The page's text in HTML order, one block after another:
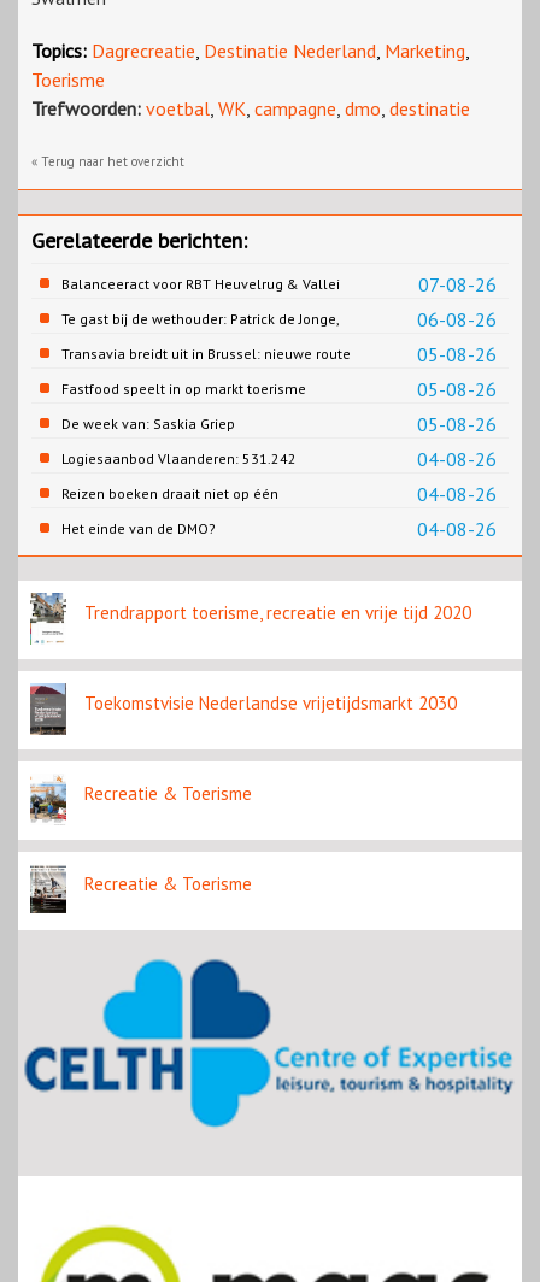
Topics: Dagrecreatie, Destinatie Nederland, Marketing,
Toerisme
Trefwoorden: voetbal, WK, campagne, dmo, destinatie
« Terug naar het overzicht
Gerelateerde berichten:
07-08-26
Balanceeract voor RBT Heuvelrug & Vallei
06-08-26
Te gast bij de wethouder: Patrick de Jonge,
Gemeente Emmen
05-08-26
Transavia breidt uit in Brussel: nieuwe route
naar Porto
05-08-26
Fastfood speelt in op markt toerisme
05-08-26
De week van: Saskia Griep
04-08-26
Logiesaanbod Vlaanderen: 531.242
slaapplaatsen
04-08-26
Reizen boeken draait niet op één
contentbron
04-08-26
Het einde van de DMO?
Trendrapport toerisme, recreatie en vrije tijd 2020
Toekomstvisie Nederlandse vrijetijdsmarkt 2030
Recreatie & Toerisme
Recreatie & Toerisme